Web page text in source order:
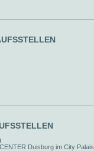
Duisburg im City Palais,